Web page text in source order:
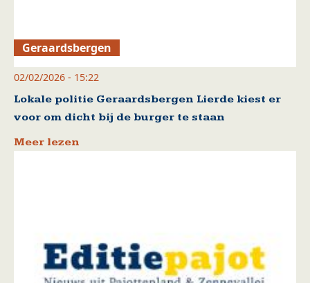
Geraardsbergen
02/02/2026 - 15:22
Lokale politie Geraardsbergen Lierde kiest er
voor om dicht bij de burger te staan
Meer lezen